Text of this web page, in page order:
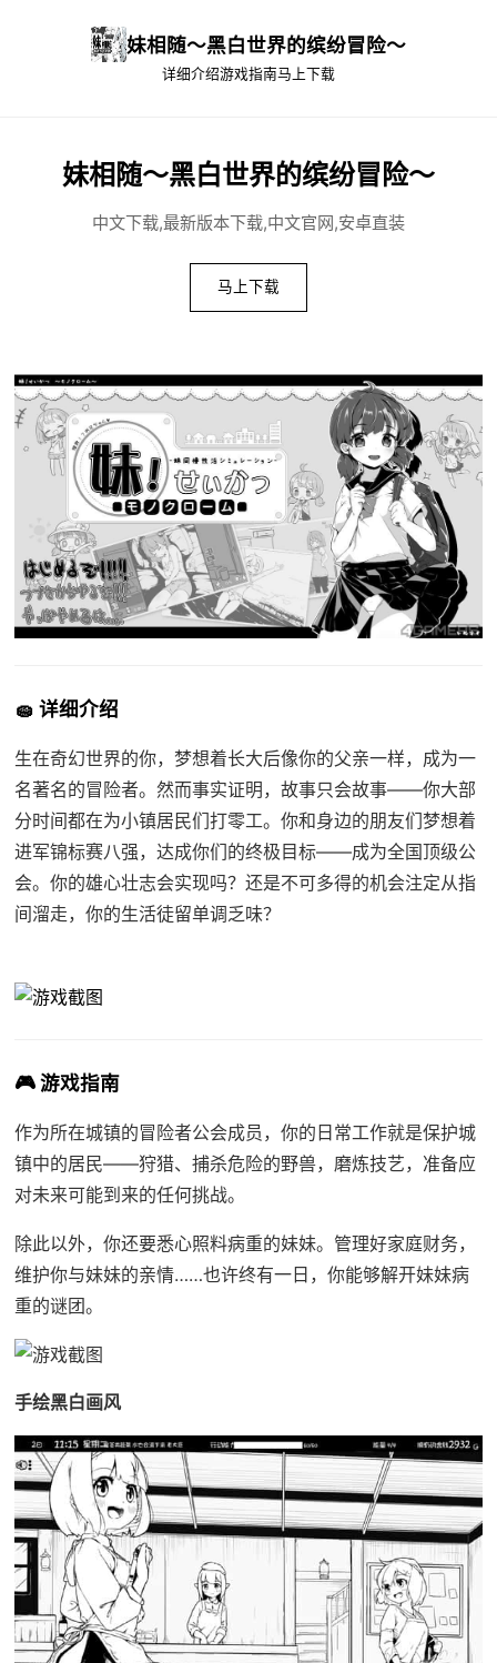
妹相随～黑白世界的缤纷冒险～
详细介绍游戏指南马上下载
妹相随～黑白世界的缤纷冒险～
中文下载,最新版本下载,中文官网,安卓直装
马上下载
🧽 详细介绍
生在奇幻世界的你，梦想着长大后像你的父亲一样，成为一
名著名的冒险者。然而事实证明，故事只会故事——你大部
分时间都在为小镇居民们打零工。你和身边的朋友们梦想着
进军锦标赛八强，达成你们的终极目标——成为全国顶级公
会。你的雄心壮志会实现吗？还是不可多得的机会注定从指
间溜走，你的生活徒留单调乏味？
🎮 游戏指南
作为所在城镇的冒险者公会成员，你的日常工作就是保护城
镇中的居民——狩猎、捕杀危险的野兽，磨炼技艺，准备应
对未来可能到来的任何挑战。
除此以外，你还要悉心照料病重的妹妹。管理好家庭财务，
维护你与妹妹的亲情……也许终有一日，你能够解开妹妹病
重的谜团。
手绘黑白画风